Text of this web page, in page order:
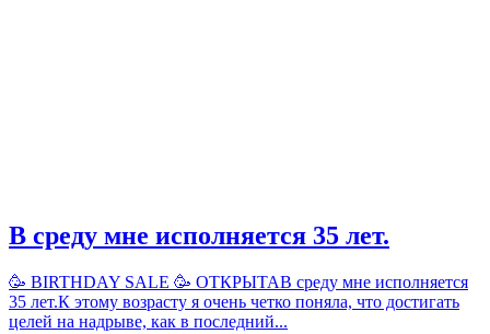
В среду мне исполняется 35 лет.
🥳 BIRTHDAY SALE 🥳 ОТКРЫТАВ среду мне исполняется
35 лет.К этому возрасту я очень четко поняла, что достигать
целей на надрыве, как в последний...